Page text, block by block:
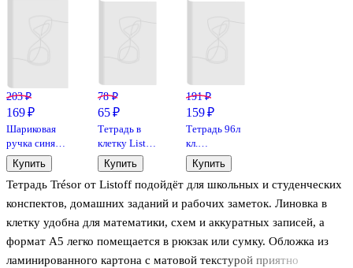
Тетрадь Trésor от Listoff подойдёт для школьных и студенческих
конспектов, домашних заданий и рабочих заметок. Линовка в
клетку удобна для математики, схем и аккуратных записей, а
формат А5 легко помещается в рюкзак или сумку. Обложка из
ламинированного картона с матовой текстурой приятно
203 ₽
169 ₽
Шариковая
ручка синяя
автоматическая
0,7 мм, April,
Be Smart
Купить
78 ₽
65 ₽
Тетрадь в
клетку Listoff
«Классическая
серия» в
ассортименте,
24 листа
Купить
191 ₽
159 ₽
Тетрадь 96л
кл.
"Застывшие
мгновения"
мел.картон,
мат.ламинация,
ассорти
Купить